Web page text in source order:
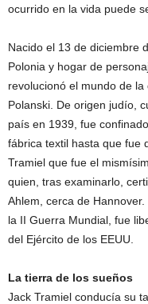
ocurrido en la vida puede
Nacido el 13 de diciembre
Polonia y hogar de
revolucionó el mundo de
Polanski. De origen judío,
país en 1939, fue
fábrica textil hasta que fue
Tramiel que fue el
quien, tras examinarlo,
Ahlem, cerca de
la II Guerra Mundial, fue
del Ejército de los EEUU.
La tierra de los sueños
Jack Tramiel conducía su